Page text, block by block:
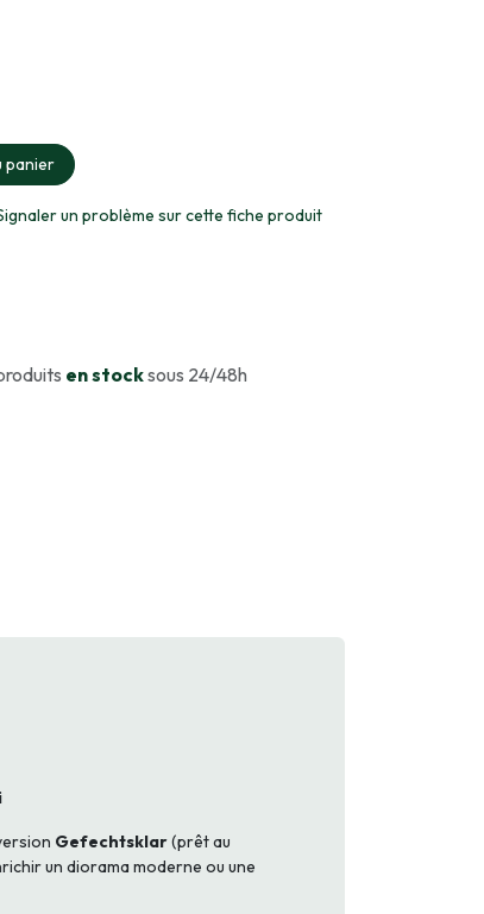
panier
un problème sur cette fiche produit
en stocksous 24/48h
Gefechtsklar(prêt au
un diorama moderne ou une